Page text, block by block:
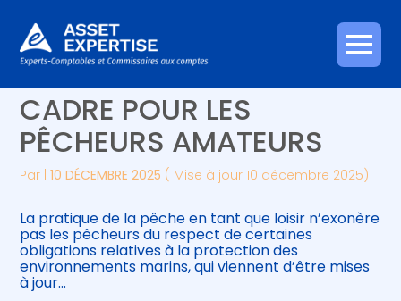
Aller
au
Créer et reprendre une activité
Gérer votre quotidien
Piloter votre entreprise
Développer votre entreprise
Construire votre patrimoine
Être prêt pour la facturation
électronique
Piloter votre gestion
Suivre votre comptabilité
Gérer vos ressources humaines
PÊCHE DE LOISIR : UN
CADRE POUR LES
PÊCHEURS AMATEURS
Par |10 DÉCEMBRE 2025 ( Mise à jour 10 décembre 2025)
La pratique de la pêche en tant que loisir n’exonère
pas les pêcheurs du respect de certaines
obligations relatives à la protection des
environnements marins, qui viennent d’être mises
à jour…